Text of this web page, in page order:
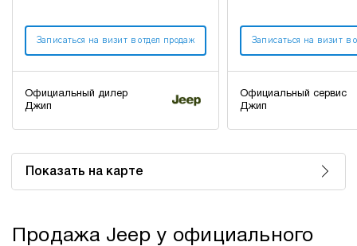
Показать на карте
Записаться на визит в отдел продаж
Официальный дилер
Джип
Записаться на визит в
Официальный сервис
Джип
Продажа Jeep у официального